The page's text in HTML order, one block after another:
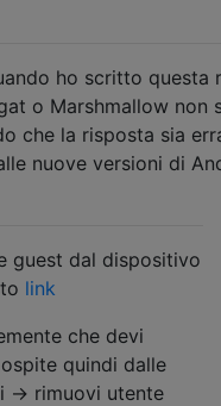
ho scritto questa
o Marshmallow non
che la risposta sia
nuove versioni di
guest dal dispositivo
link
che devi
quindi dalle
-> rimuovi utente